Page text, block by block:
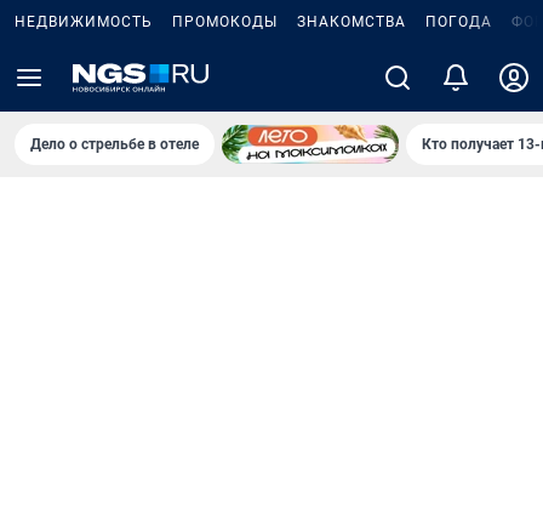
НЕДВИЖИМОСТЬ ПРОМОКОДЫ ЗНАКОМСТВА ПОГОДА
Дело о стрельбе в отеле Кто получает